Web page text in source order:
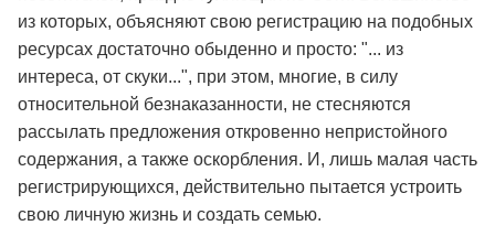
из которых, объясняют свою регистрацию на подобных
ресурсах достаточно обыденно и просто: "... из
интереса, от скуки...", при этом, многие, в силу
относительной безнаказанности, не стесняются
рассылать предложения откровенно непристойного
содержания, а также оскорбления. И, лишь малая часть
регистрирующихся, действительно пытается устроить
свою личную жизнь и создать семью.